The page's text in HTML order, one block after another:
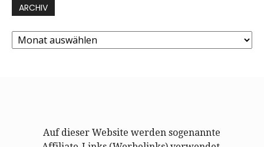
ARCHIV
Archiv
Auf dieser Website werden sogenannte